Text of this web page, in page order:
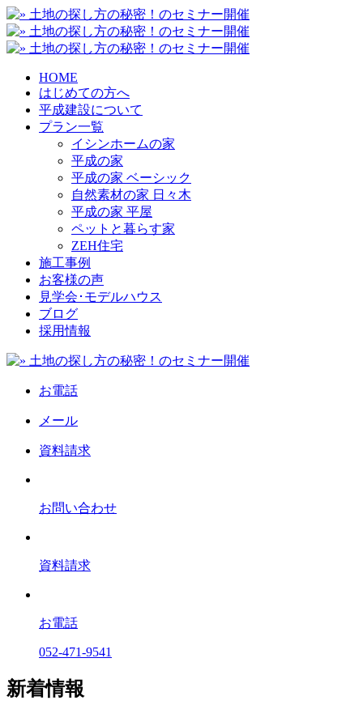
HOME
はじめての方へ
平成建設について
プラン一覧
イシンホームの家
平成の家
平成の家 ベーシック
自然素材の家 日々木
平成の家 平屋
ペットと暮らす家
ZEH住宅
施工事例
お客様の声
見学会･モデルハウス
ブログ
採用情報
お電話
メール
資料請求
お問い合わせ
資料請求
お電話
052-471-9541
新着情報